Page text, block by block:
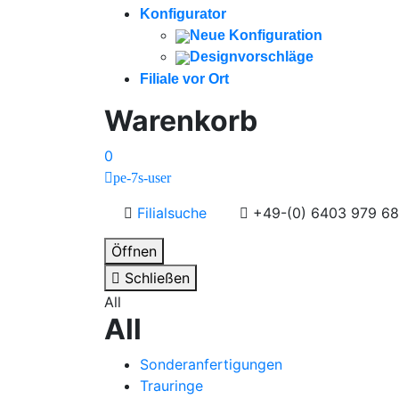
Konfigurator
Neue Konfiguration
Designvorschläge
Filiale vor Ort
Warenkorb
0
pe-7s-user
Filialsuche +49-(0) 6403 979
Öffnen
Schließen
All
All
Sonderanfertigungen
Trauringe